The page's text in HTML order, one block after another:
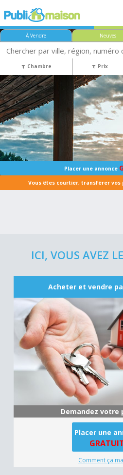
À Vendre Neuves
Chambre Prix
Placer une annonce
Vous êtes courtier, transférer vos
ICI, VOUS AVEZ
Acheter et vendre
Demandez votre
Placer une
Comment ça